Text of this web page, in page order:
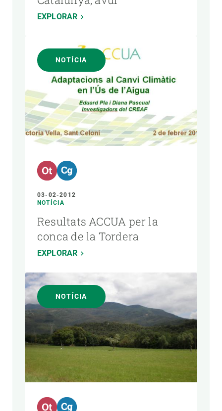
EXPLORAR
NOTÍCIA
03-02-2012
NOTÍCIA
Resultats ACCUA per la
conca de la Tordera
EXPLORAR
NOTÍCIA